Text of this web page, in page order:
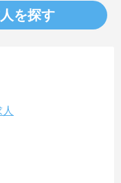
を探す